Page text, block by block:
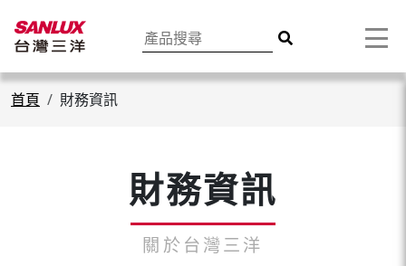
首頁 財務資訊
財務資訊